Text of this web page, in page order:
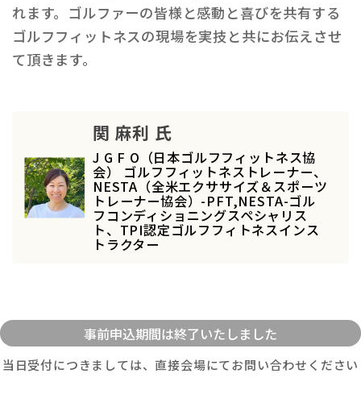
れます。ゴルファーの皆様と感動と喜びを共有する
ゴルフフィットネスの現場を実技と共にお伝えさせ
て頂きます。
関 麻利 氏
J G F O（日本ゴルフフィットネス協
会） ゴルフフィットネストレーナー、
NESTA（全米エクササイズ＆スポーツ
トレーナー協会）-PFT,NESTA-ゴル
フコンディショニングスペシャリス
ト、TPI認定ゴルフフィトネスインス
トラクター
当日受付につきましては、直接会場にてお問い合わせください